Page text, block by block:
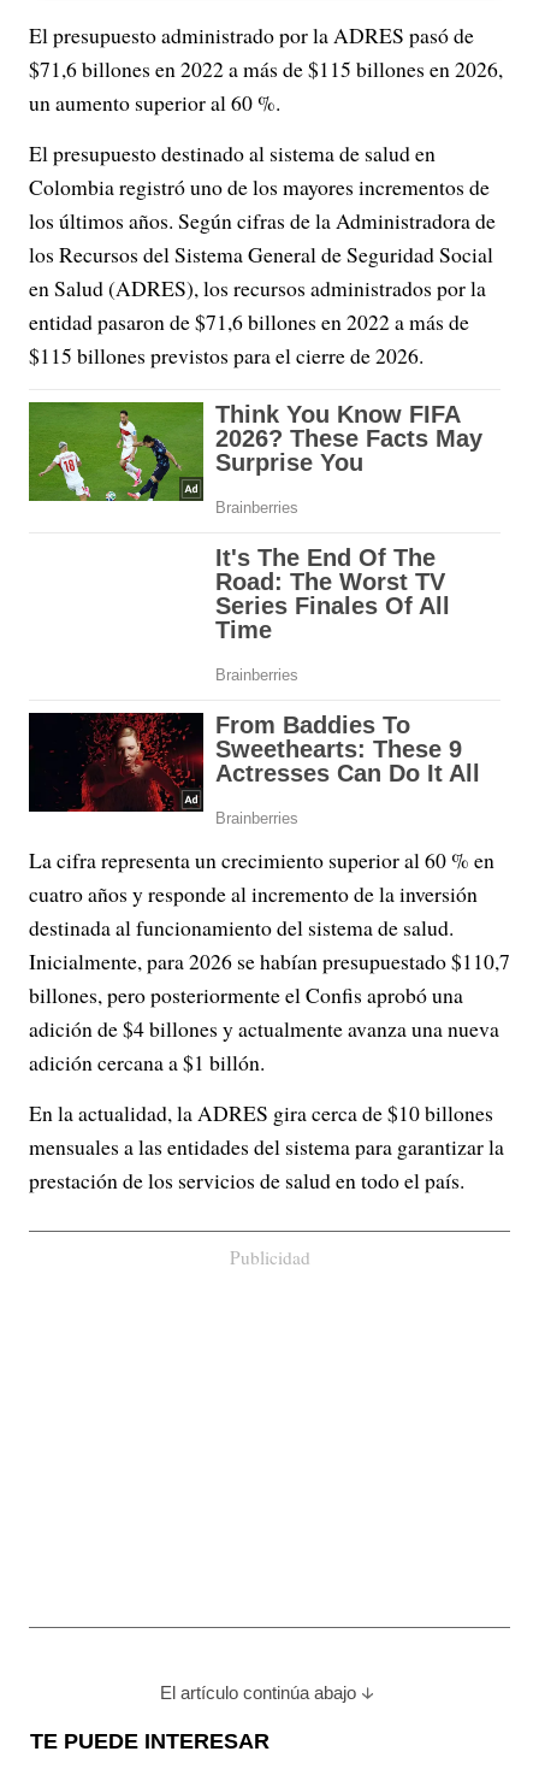
El presupuesto administrado por la ADRES pasó de
$71,6 billones en 2022 a más de $115 billones en 2026,
un aumento superior al 60 %.
El presupuesto destinado al sistema de salud en
Colombia registró uno de los mayores incrementos de
los últimos años. Según cifras de la Administradora de
los Recursos del Sistema General de Seguridad Social
en Salud (ADRES), los recursos administrados por la
entidad pasaron de $71,6 billones en 2022 a más de
$115 billones previstos para el cierre de 2026.
La cifra representa un crecimiento superior al 60 % en
cuatro años y responde al incremento de la inversión
destinada al funcionamiento del sistema de salud.
Inicialmente, para 2026 se habían presupuestado $110,7
billones, pero posteriormente el Confis aprobó una
adición de $4 billones y actualmente avanza una nueva
adición cercana a $1 billón.
En la actualidad, la ADRES gira cerca de $10 billones
mensuales a las entidades del sistema para garantizar la
prestación de los servicios de salud en todo el país.
Publicidad
El artículo continúa abajo
TE PUEDE INTERESAR